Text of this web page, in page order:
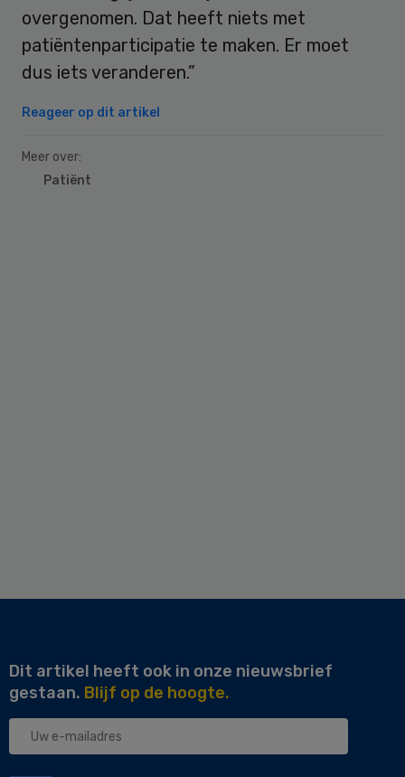
overgenomen. Dat heeft niets met
patiëntenparticipatie te maken. Er moet
dus iets veranderen.”
Reageer op dit artikel
Meer over:
Patiënt
Dit artikel heeft ook in onze nieuwsbrief
gestaan. Blijf op de hoogte.
Uw